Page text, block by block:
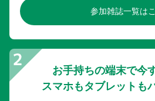
参加雑誌一覧は
お手持ちの端末で今
スマホもタブレットも